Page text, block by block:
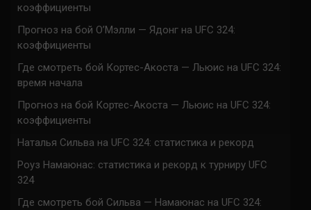
коэффициенты
Прогноз на бой О’Мэлли — Ядонг на UFC 324:
коэффициенты
Где смотреть бой Кортес-Акоста — Льюис на UFC 324:
время начала
Прогноз на бой Кортес-Акоста — Льюис на UFC 324:
коэффициенты
Наталья Сильва на UFC 324: статистика и рекорд
Роуз Намаюнас: статистика и рекорд к турниру UFC
324
Где смотреть бой Сильва — Намаюнас на UFC 324: